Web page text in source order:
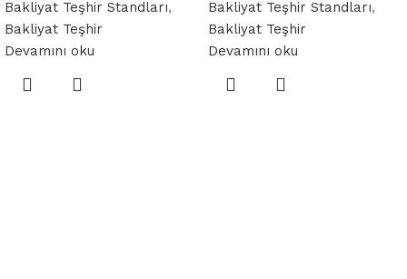
Bakliyat Teşhir Standları,
Bakliyat Teşhir
Devamını oku
Bakliyat Teşhir Standları,
Bakliyat Teşhir
Devamını oku